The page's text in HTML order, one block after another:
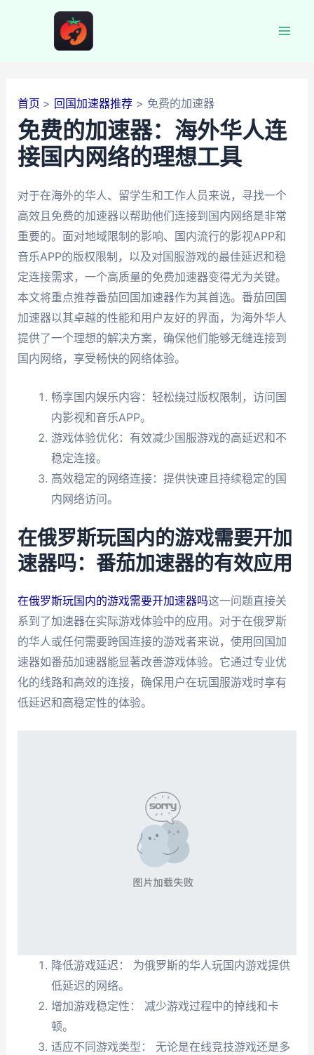
首页 回国加速器推荐 免费的加速器
免费的加速器：海外华人连
接国内网络的理想工具
对于在海外的华人、留学生和工作人员来说，寻找一个
高效且免费的加速器以帮助他们连接到国内网络是非常
重要的。面对地域限制的影响、国内流行的影视APP和
音乐APP的版权限制，以及对国服游戏的最佳延迟和稳
定连接需求，一个高质量的免费加速器变得尤为关键。
本文将重点推荐番茄回国加速器作为其首选。番茄回国
加速器以其卓越的性能和用户友好的界面，为海外华人
提供了一个理想的解决方案，确保他们能够无缝连接到
国内网络，享受畅快的网络体验。
畅享国内娱乐内容：轻松绕过版权限制，访问国
内影视和音乐APP。
游戏体验优化：有效减少国服游戏的高延迟和不
稳定连接。
高效稳定的网络连接：提供快速且持续稳定的国
内网络访问。
在俄罗斯玩国内的游戏需要开加
速器吗：番茄加速器的有效应用
在俄罗斯玩国内的游戏需要开加速器吗这一问题直接关
系到了加速器在实际游戏体验中的应用。对于在俄罗斯
的华人或任何需要跨国连接的游戏者来说，使用回国加
速器如番茄加速器能显著改善游戏体验。它通过专业优
化的线路和高效的连接，确保用户在玩国服游戏时享有
低延迟和高稳定性的体验。
降低游戏延迟： 为俄罗斯的华人玩国内游戏提供
低延迟的网络。
增加游戏稳定性： 减少游戏过程中的掉线和卡
顿。
适应不同游戏类型： 无论是在线竞技游戏还是多